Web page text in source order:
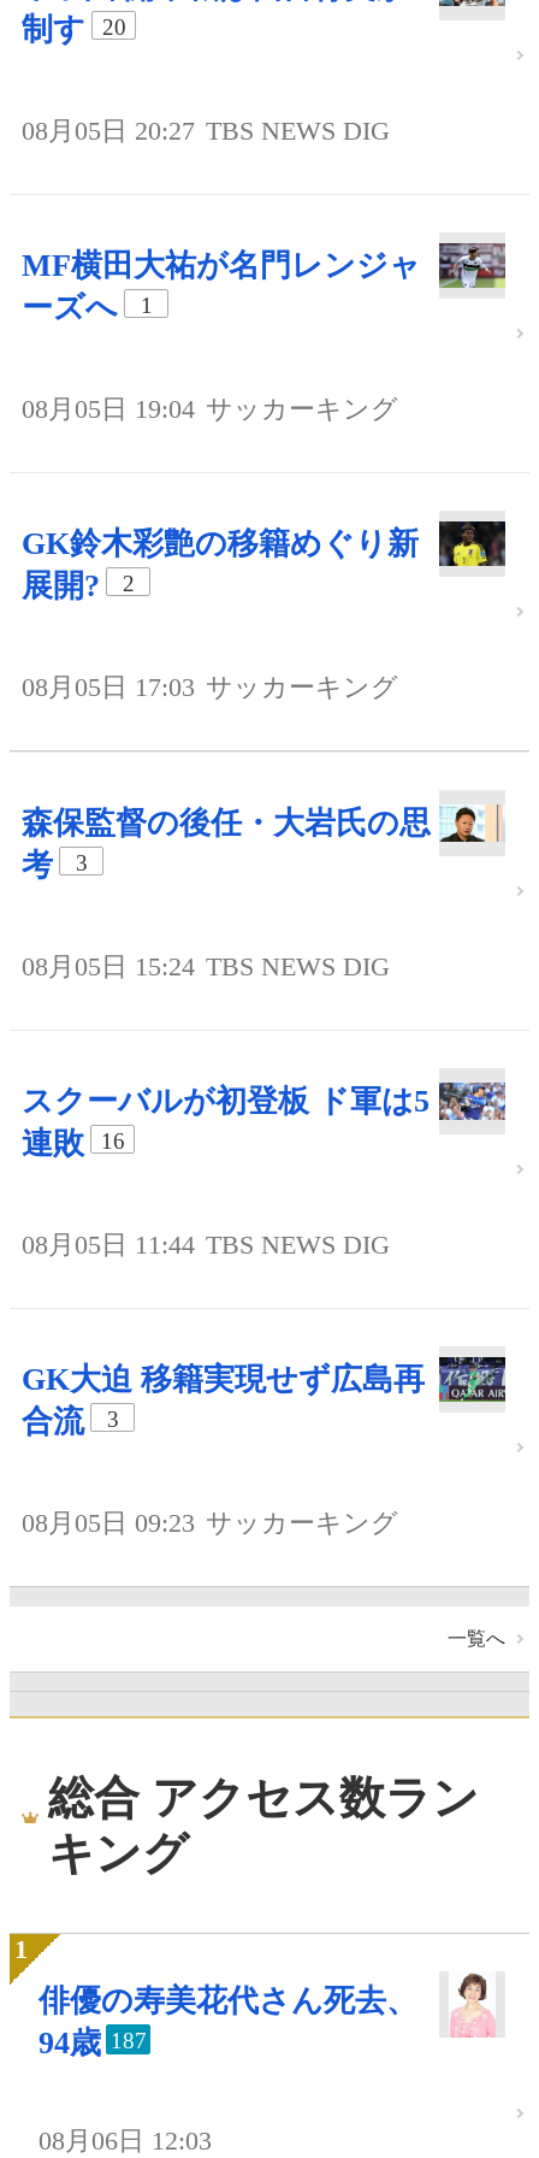
制す
20
08月05日 20:27 TBS NEWS DIG
MF横田大祐が名門レンジャ
ーズへ
1
08月05日 19:04 サッカーキング
GK鈴木彩艶の移籍めぐり新
展開?
2
08月05日 17:03 サッカーキング
森保監督の後任・大岩氏の思
考
3
08月05日 15:24 TBS NEWS DIG
スクーバルが初登板 ド軍は5
連敗
16
08月05日 11:44 TBS NEWS DIG
GK大迫 移籍実現せず広島再
合流
3
08月05日 09:23 サッカーキング
一覧へ
総合 アクセス数ラン
キング
俳優の寿美花代さん死去、
94歳 187
08月06日 12:03